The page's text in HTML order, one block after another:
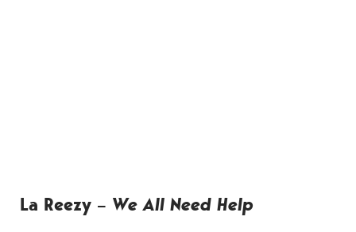
La Reezy – We All Need Help